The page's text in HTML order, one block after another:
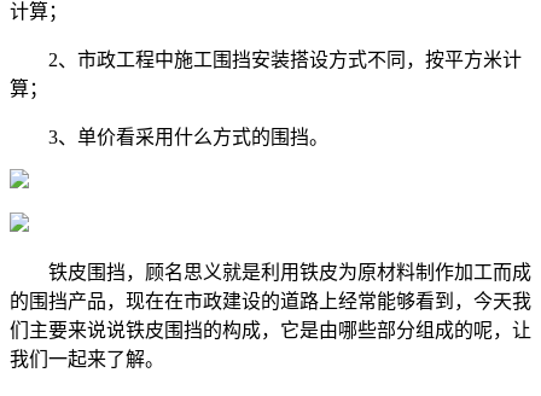
计算；
2、市政工程中施工围挡安装搭设方式不同，按平方米计
算；
3、单价看采用什么方式的围挡。
铁皮围挡，顾名思义就是利用铁皮为原材料制作加工而成
的围挡产品，现在在市政建设的道路上经常能够看到，今天我
们主要来说说铁皮围挡的构成，它是由哪些部分组成的呢，让
我们一起来了解。